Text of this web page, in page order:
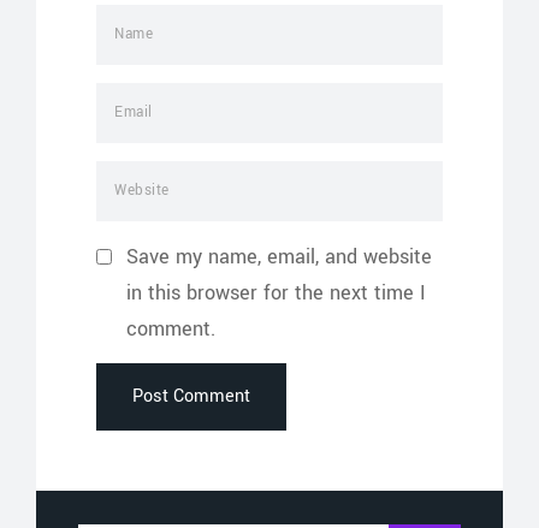
Save my name, email, and website
in this browser for the next time I
comment.